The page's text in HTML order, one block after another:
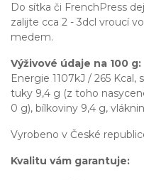
Do sítka či FrenchPress
zalijte cca 2 - 3dcl vroucí
medem.
Výživové údaje na 100 g:
Energie 1107kJ / 265
tuky 9,4 g (z toho
0 g), bílkoviny 9,4 g,
Vyrobeno v České
Kvalitu vám garantuje: